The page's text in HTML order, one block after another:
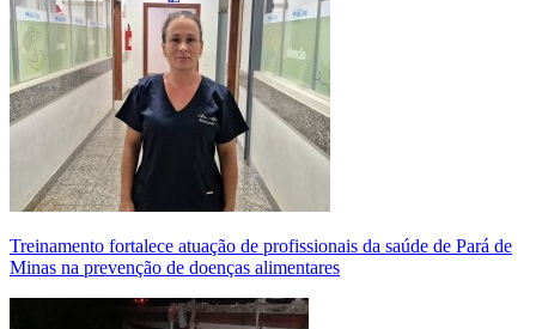
Treinamento fortalece atuação de profissionais da saúde de Pará de
Minas na prevenção de doenças alimentares